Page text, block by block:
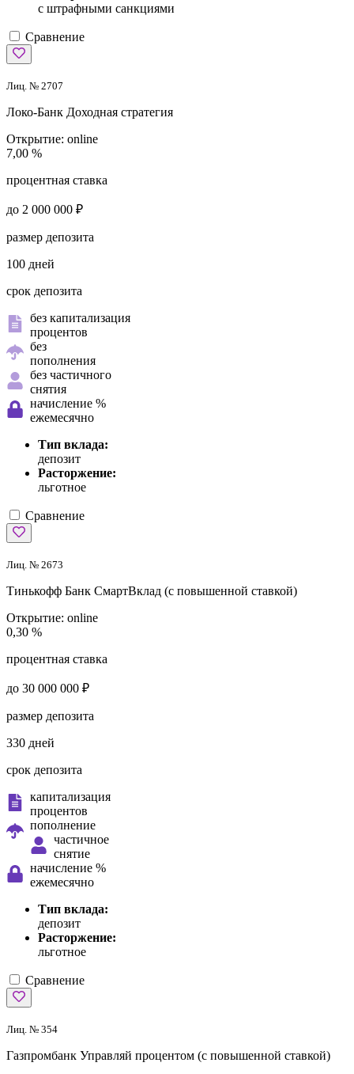
с штрафными санкциями
Сравнение
Лиц. № 2707
Локо-Банк Доходная стратегия
Открытие: online
7,00 %
процентная ставка
до 2 000 000 ₽
размер депозита
100 дней
срок депозита
без капитализация
процентов
без
пополнения
без частичного
снятия
начисление %
ежемесячно
Тип вклада:
депозит
Расторжение:
льготное
Сравнение
Лиц. № 2673
Тинькофф Банк СмартВклад (с повышенной ставкой)
Открытие: online
0,30 %
процентная ставка
до 30 000 000 ₽
размер депозита
330 дней
срок депозита
капитализация
процентов
пополнение
частичное
снятие
начисление %
ежемесячно
Тип вклада:
депозит
Расторжение:
льготное
Сравнение
Лиц. № 354
Газпромбанк Управляй процентом (с повышенной ставкой)